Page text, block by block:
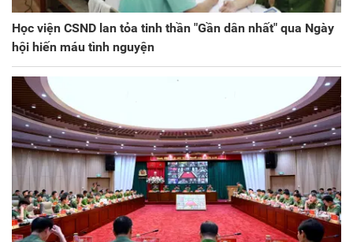
Học viện CSND lan tỏa tinh thần "Gần dân nhất" qua Ngày
hội hiến máu tình nguyện